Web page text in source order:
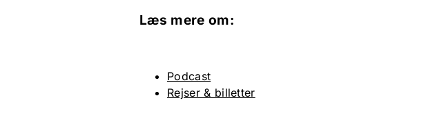
Læs mere om:
Podcast
Rejser & billetter